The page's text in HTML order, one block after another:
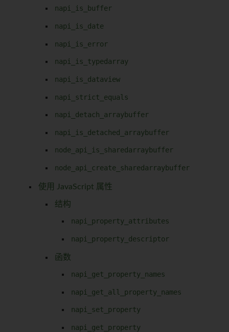
napi_is_buffer
napi_is_date
napi_is_error
napi_is_typedarray
napi_is_dataview
napi_strict_equals
napi_detach_arraybuffer
napi_is_detached_arraybuffer
node_api_is_sharedarraybuffer
node_api_create_sharedarraybuffer
使用 JavaScript 属性
结构
napi_property_attributes
napi_property_descriptor
函数
napi_get_property_names
napi_get_all_property_names
napi_set_property
napi_get_property